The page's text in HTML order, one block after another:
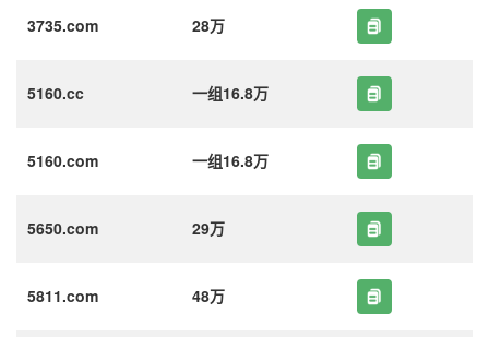
3735.com 28万
5160.cc 一组16.8万
5160.com 一组16.8万
5650.com 29万
5811.com 48万